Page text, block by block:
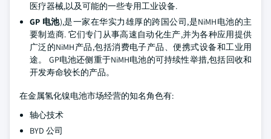
医疗器械,以及可能的一些专用工业设备.
GP 电池),是一家在华实力雄厚的跨国公司,是NiMH电池的主
要制造商. 它们专门从事高速自动化生产,并为各种应用提供
广泛的NiMH产品,包括消费电子产品、便携式设备和工业用
途。 GP电池还侧重于NiMH电池的可持续性举措,包括回收和
开发寿命较长的产品。
在金属氢化镍电池市场经营的知名角色有:
轴心技术
BYD 公司